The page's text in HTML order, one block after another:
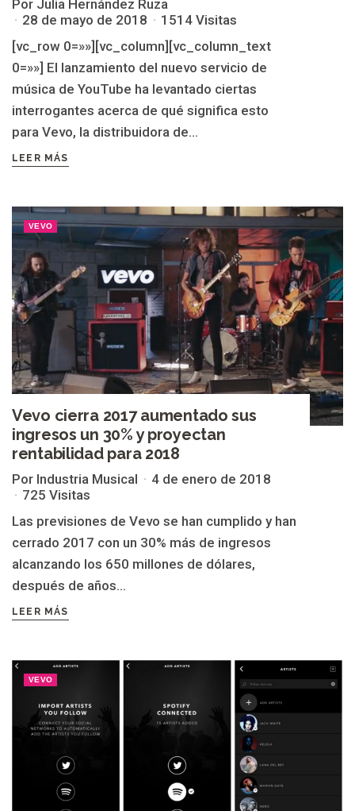
Por Julia Hernández Ruza
28 de mayo de 2018
1514 Visitas
[vc_row 0=»»][vc_column][vc_column_text
0=»»] El lanzamiento del nuevo servicio de
música de YouTube ha levantado ciertas
interrogantes acerca de qué significa esto
para Vevo, la distribuidora de...
LEER MÁS
VEVO
Vevo cierra 2017 aumentado sus
ingresos un 30% y proyectan
rentabilidad para 2018
Por Industria Musical
4 de enero de 2018
725 Visitas
Las previsiones de Vevo se han cumplido y han
cerrado 2017 con un 30% más de ingresos
alcanzando los 650 millones de dólares,
después de años...
LEER MÁS
VEVO